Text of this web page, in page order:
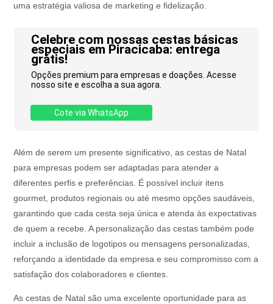
uma estratégia valiosa de marketing e fidelização.
Celebre com nossas cestas básicas
especiais em Piracicaba: entrega
grátis!
Opções premium para empresas e doações. Acesse
nosso site e escolha a sua agora.
Cote via WhatsApp
Além de serem um presente significativo, as cestas de Natal
para empresas podem ser adaptadas para atender a
diferentes perfis e preferências. É possível incluir itens
gourmet, produtos regionais ou até mesmo opções saudáveis,
garantindo que cada cesta seja única e atenda às expectativas
de quem a recebe. A personalização das cestas também pode
incluir a inclusão de logotipos ou mensagens personalizadas,
reforçando a identidade da empresa e seu compromisso com a
satisfação dos colaboradores e clientes.
As cestas de Natal são uma excelente oportunidade para as